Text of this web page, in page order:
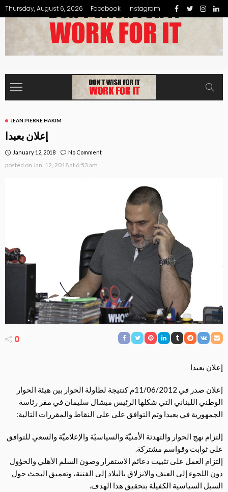
Thursday, August 6, 2026 Facebook Instagram
JEAN PIERRE HAKIM
إعلان بعبدا
January 12, 2018 No Comment
posted on Jan. 12, 2018 at 6:53 am
0
إعلان بعبدا
إعلان صدر في 11/06/2012م كنتيجة لطاولة الحوار بين هيئة الحوار
الوطني اللبناني التي شكلها الرئيس ميشال سليمان في مقر رئاسة
الجمهورية في بعبدا وتم التوافق على على النقاط والمقررات التالية:
إلتزام نهج الحوار والتهدئة الأمنيّة والسياسيّة والإعلاميّة والسعي للتوافق
على ثوابت وقواسم مشتركة.
إلتزام العمل على تثبيت دعائم الاستقرار وصون السلم الأهلي والحؤول
دون اللجوء إلى العنف والانزلاق بالبلاد إلى الفتنة، وتعميق البحث حول
السبل السياسية الكفيلة بتحقيق هذا الهدف.